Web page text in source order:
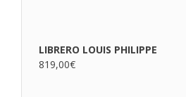
LIBRERO LOUIS PHILIPPE
819,00€